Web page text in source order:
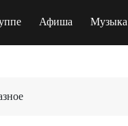
Афиша Музыка